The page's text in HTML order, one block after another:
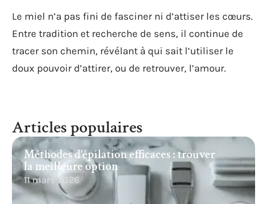
Le miel n’a pas fini de fasciner ni d’attiser les cœurs.
Entre tradition et recherche de sens, il continue de
tracer son chemin, révélant à qui sait l’utiliser le
doux pouvoir d’attirer, ou de retrouver, l’amour.
Articles populaires
Méthodes d’épilation efficaces : trouver
la meilleure option
11 mars 2026